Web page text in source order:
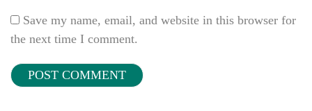
Save my name, email, and website in this browser for
the next time I comment.